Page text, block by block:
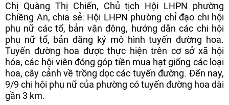
Chị Quàng Thị Chiến, Chủ tịch Hội LHPN phường
Chiềng An, chia sẻ: Hội LHPN phường chỉ đạo chi hội
phụ nữ các tổ, bản vận động, hướng dẫn các chi hội
phụ nữ tổ, bản đăng ký mô hình tuyến đường hoa.
Tuyến đường hoa được thực hiện trên cơ sở xã hội
hóa, các hội viên đóng góp tiền mua hạt giống các loại
hoa, cây cảnh về trồng dọc các tuyến đường. Đến nay,
9/9 chi hội phụ nữ của phường có tuyến đường hoa dài
gần 3 km.